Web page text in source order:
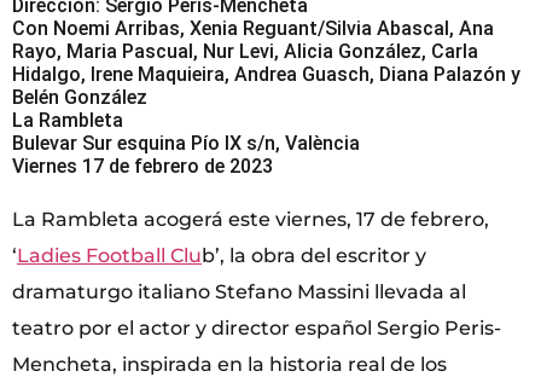
Dirección: Sergio Peris-Mencheta
Con Noemi Arribas, Xenia Reguant/Silvia Abascal, Ana
Rayo, Maria Pascual, Nur Levi, Alicia González, Carla
Hidalgo, Irene Maquieira, Andrea Guasch, Diana Palazón y
Belén González
La Rambleta
Bulevar Sur esquina Pío IX s/n, València
Viernes 17 de febrero de 2023
La Rambleta acogerá este viernes, 17 de febrero,
‘Ladies Football Club’, la obra del escritor y
dramaturgo italiano Stefano Massini llevada al
teatro por el actor y director español Sergio Peris-
Mencheta, inspirada en la historia real de los